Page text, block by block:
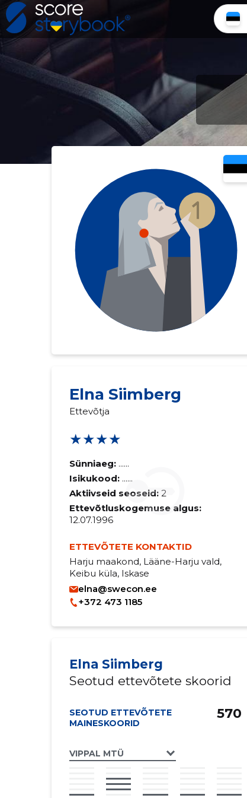
Elna Siimberg
Ettevõtja
★★★★
Sünniaeg: ......
Isikukood: ......
Aktiivseid seoseid: 2
Ettevõtluskogemuse algus:
12.07.1996
ETTEVÕTETE KONTAKTID
Harju maakond, Lääne-Harju vald,
Keibu küla, Iskase
elna@swecon.ee
+372 473 1185
Elna Siimberg
Seotud ettevõtete skoorid
SEOTUD ETTEVÕTETE
MAINESKOORID
VIPPAL MTÜ
570